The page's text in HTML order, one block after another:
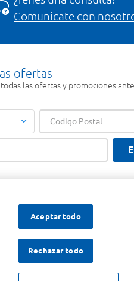
Comunicate con
ofertas
las ofertas y promociones
Aceptar todo
Rechazar todo